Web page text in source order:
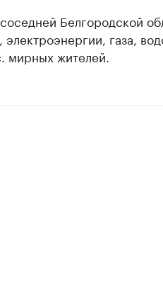
Белгородской
газа,
жителей.